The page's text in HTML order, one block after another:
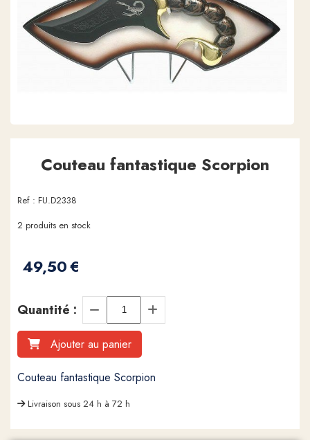
Couteau fantastique Scorpion
Ref : FU.D2338
49,50€
2 produits en stock
Quantité :
Ajouter au panier
Couteau fantastique Scorpion
Livraison sous 24 h à 72 h